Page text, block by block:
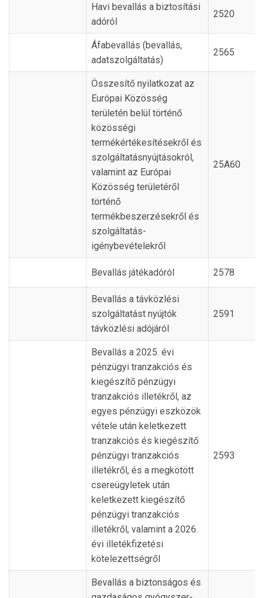
Havi bevallás a biztosítási
adóról
2520
Áfabevallás (bevallás,
adatszolgáltatás)
2565
Összesítő nyilatkozat az
Európai Közösség
területén belül történő
közösségi
termékértékesítésekről és
szolgáltatásnyújtásokról,
valamint az Európai
Közösség területéről
történő
termékbeszerzésekről és
szolgáltatás-
igénybevételekről
25A60
Bevallás játékadóról 2578
Bevallás a távközlési
szolgáltatást nyújtók
távközlési adójáról
2591
Bevallás a 2025. évi
pénzügyi tranzakciós és
kiegészítő pénzügyi
tranzakciós illetékről, az
egyes pénzügyi eszközök
vétele után keletkezett
tranzakciós és kiegészítő
pénzügyi tranzakciós
illetékről, és a megkötött
csereügyletek után
keletkezett kiegészítő
pénzügyi tranzakciós
illetékről, valamint a 2026.
évi illetékfizetési
kötelezettségről
2593
Bevallás a biztonságos és